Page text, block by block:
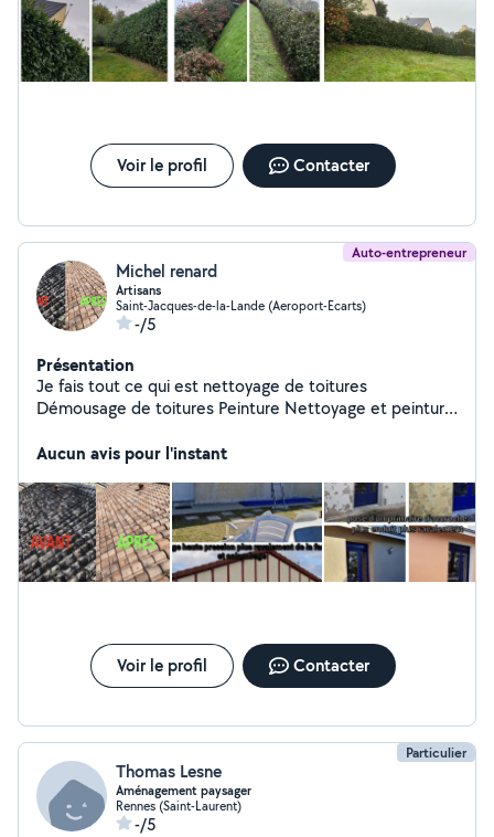
Voir le profil Contacter
Auto-entrepreneur
Michel renard
Artisans
Saint-Jacques-de-la-Lande (Aeroport-Ecarts)
-/5
Présentation
Je fais tout ce qui est nettoyage de toitures
Démousage de toitures Peinture Nettoyage et peinture
Piscine Réparation faîtage de toiture Et je fais
déplacement Pour tout demander vous pouvez me
contacter Sur mon portable Il y a des fois ça bug je
n'arrive pas à répondre par message. merci
Aucun avis pour l'instant
Voir le profil Contacter
Particulier
Thomas Lesne
Aménagement paysager
Rennes (Saint-Laurent)
-/5